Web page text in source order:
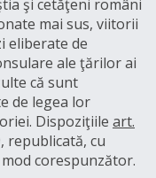
şi cetăţeni români
mai sus, viitorii
eliberate de
ale ţărilor ai
că sunt
de legea lor
Dispoziţiile art.
republicată, cu
corespunzător.